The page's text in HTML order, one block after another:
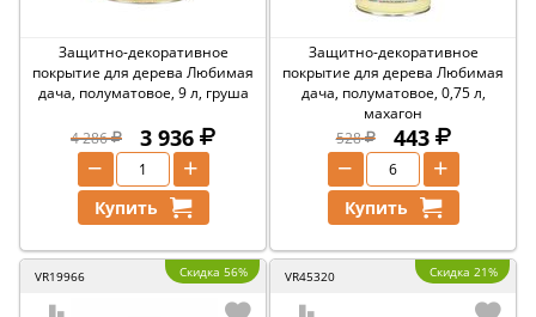
Защитно-декоративное
покрытие для дерева Любимая
дача, полуматовое, 9 л, груша
4 286 3 936
+
−
Купить
Защитно-декоративное
покрытие для дерева Любимая
дача, полуматовое, 0,75 л,
махагон
528
443
+
−
Купить
VR19966 Скидка 56% VR45320 Скидка 21%